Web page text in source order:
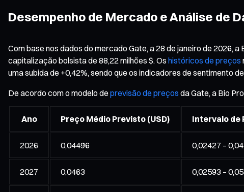
Desempenho de Mercado e Análise de
Com base nos dados do mercado Gate, a 28 de janeiro de 2026,
capitalização bolsista de 88,22 milhões $. Os históricos de preços
uma subida de +0,42%, sendo que os indicadores de sentimento
De acordo com o modelo de previsão de preços da Gate, a Bio
Ano Preço Médio Previsto (USD) Intervalo de
2026 0,04496 0,02427 –
2027 0,0463 0,02593 –